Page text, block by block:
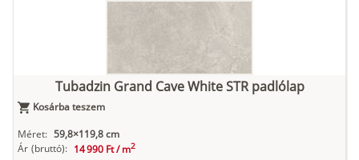
Tubadzin Grand Cave White STR padlólap
Kosárba teszem
Méret: 59,8×119,8 cm
Ár (bruttó): 14 990 Ft /m2